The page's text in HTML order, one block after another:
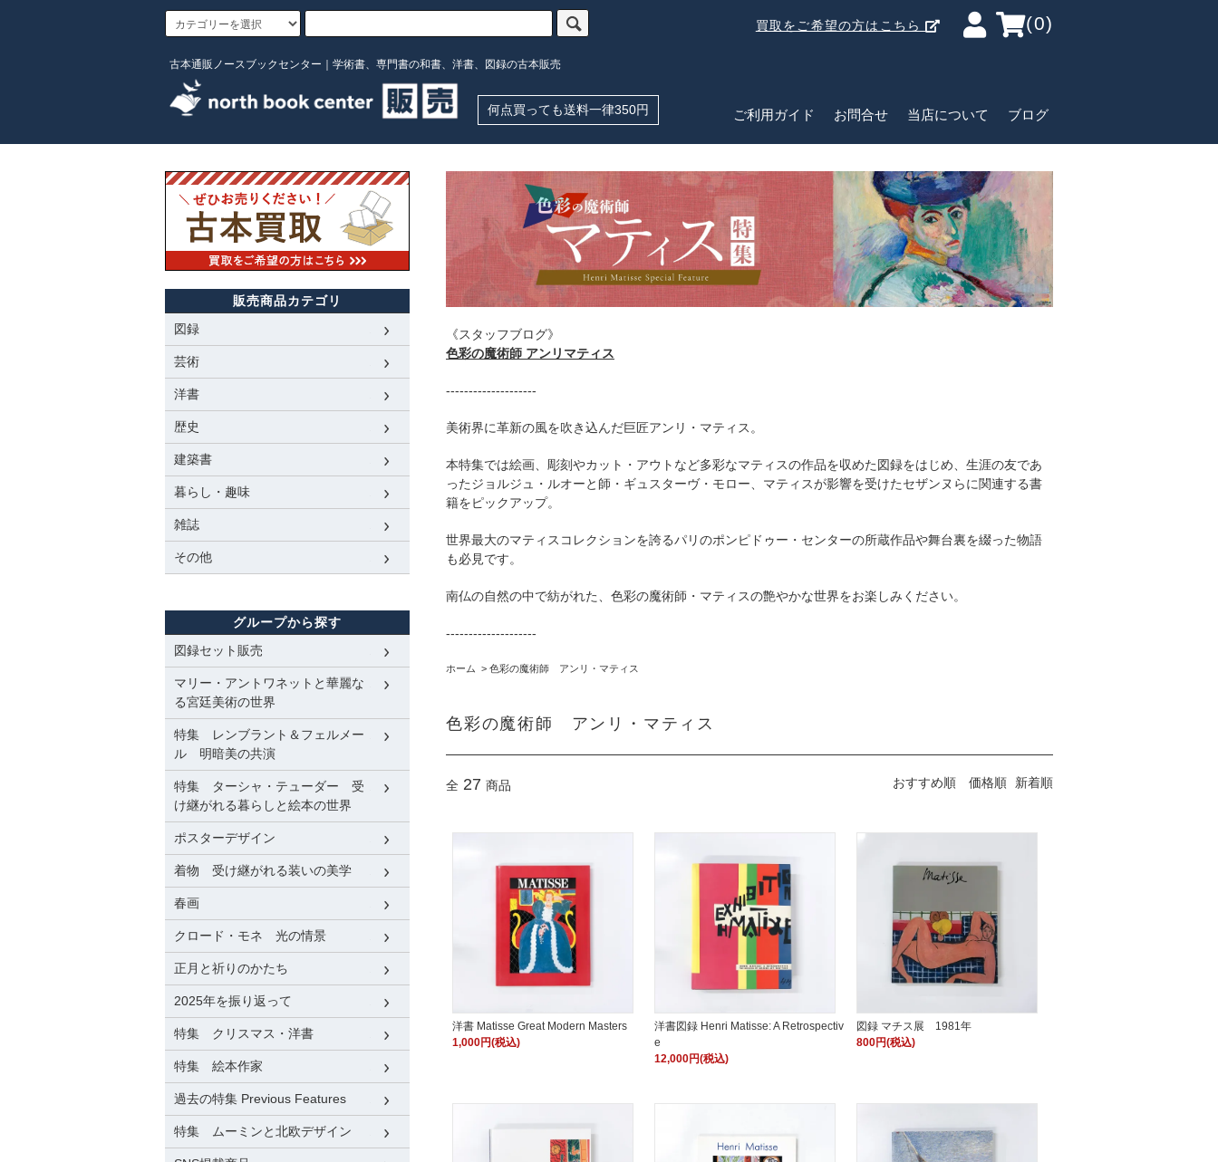
買取をご希望の方はこちら (0)
古本通販ノースブックセンター｜学術書、専門書の和書、洋書、図録の古本販売
何点買っても送料一律350円 ご利用ガイド お問合せ 当店について ブログ
《スタッフブログ》
色彩の魔術師 アンリマティス
--------------------
美術界に革新の風を吹き込んだ巨匠アンリ・マティス。
本特集では絵画、彫刻やカット・アウトなど多彩なマティスの作品を収めた図録をはじめ、生涯の友であ
ったジョルジュ・ルオーと師・ギュスターヴ・モロー、マティスが影響を受けたセザンヌらに関連する書
籍をピックアップ。
世界最大のマティスコレクションを誇るパリのポンピドゥー・センターの所蔵作品や舞台裏を綴った物語
も必見です。
南仏の自然の中で紡がれた、色彩の魔術師・マティスの艶やかな世界をお楽しみください。
--------------------
ホーム > 色彩の魔術師 アンリ・マティス
色彩の魔術師 アンリ・マティス
全 27 商品 おすすめ順 価格順 新着順
洋書 Matisse Great Modern Masters
1,000円(税込)
洋書図録 Henri Matisse: A Retrospectiv
e
12,000円(税込)
図録 マチス展 1981年
800円(税込)
販売商品カテゴリ
図録
芸術
洋書
歴史
建築書
暮らし・趣味
雑誌
その他
グループから探す
図録セット販売
マリー・アントワネットと華麗な
る宮廷美術の世界
特集 レンブラント＆フェルメー
ル 明暗美の共演
特集 ターシャ・テューダー 受
け継がれる暮らしと絵本の世界
ポスターデザイン
着物 受け継がれる装いの美学
春画
クロード・モネ 光の情景
正月と祈りのかたち
2025年を振り返って
特集 クリスマス・洋書
特集 絵本作家
過去の特集 Previous Features
特集 ムーミンと北欧デザイン